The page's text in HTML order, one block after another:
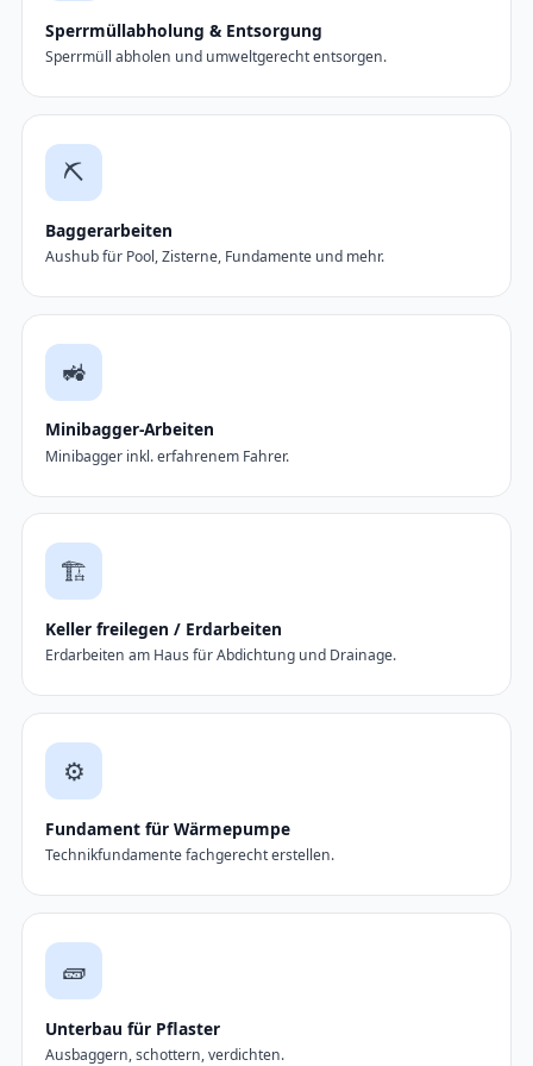
Sperrmüllabholung & Entsorgung
Sperrmüll abholen und umweltgerecht entsorgen.
⛏️
Baggerarbeiten
Aushub für Pool, Zisterne, Fundamente und mehr.
🚜
Minibagger-Arbeiten
Minibagger inkl. erfahrenem Fahrer.
🏗️
Keller freilegen / Erdarbeiten
Erdarbeiten am Haus für Abdichtung und Drainage.
⚙️
Fundament für Wärmepumpe
Technikfundamente fachgerecht erstellen.
🧱
Unterbau für Pflaster
Ausbaggern, schottern, verdichten.